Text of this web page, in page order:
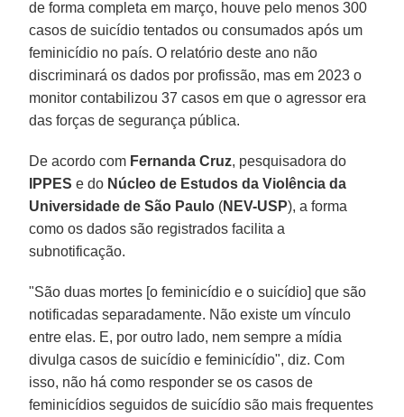
de forma completa em março, houve pelo menos 300
casos de suicídio tentados ou consumados após um
feminicídio no país. O relatório deste ano não
discriminará os dados por profissão, mas em 2023 o
monitor contabilizou 37 casos em que o agressor era
das forças de segurança pública.
De acordo com Fernanda Cruz, pesquisadora do
IPPES e do Núcleo de Estudos da Violência da
Universidade de São Paulo (NEV-USP), a forma
como os dados são registrados facilita a
subnotificação.
"São duas mortes [o feminicídio e o suicídio] que são
notificadas separadamente. Não existe um vínculo
entre elas. E, por outro lado, nem sempre a mídia
divulga casos de suicídio e feminicídio", diz. Com
isso, não há como responder se os casos de
feminicídios seguidos de suicídio são mais frequentes